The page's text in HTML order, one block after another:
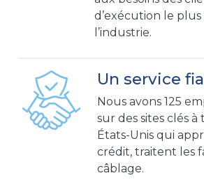
d’exécution le plus
l’industrie.
Un service
Nous avons 125
sur des sites clés à
États-Unis qui
crédit, traitent les
câblage.